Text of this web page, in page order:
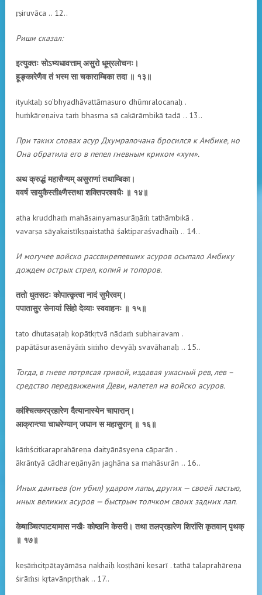
ṛṣiruvāca .. 12..
Риши сказал:
इत्युक्तः सोऽभ्यधावत्ताम् असुरो धूम्रलोचनः।
हूङ्कारेणैव तं भस्म सा चकाराम्बिका तदा ॥ १३॥
ityuktaḥ so’bhyadhāvattāmasuro dhūmralocanaḥ .
huṁkāreṇaiva taṁ bhasma sā cakārāmbikā tadā .. 13..
При таких словах асур Дхумралочана бросился к Амбике, но
Она обратила его в пепел гневным криком «хум».
अथ क्रुद्धं महासैन्यम् असुराणां तथाम्बिका।
ववर्ष सायुकैस्तीक्ष्णैस्तथा शक्तिपरश्वधैः ॥ १४॥
atha kruddhaṁ mahāsainyamasurāṇāṁ tathāmbikā .
vavarṣa sāyakaistīkṣṇaistathā śaktiparaśvadhaiḥ .. 14..
И могучее войско рассвирепевших асуров осыпало Амбику
дождем острых стрел, копий и топоров.
ततो धुतसटः कोपात्कृत्वा नादं सुभैरवम्।
पपातासुर सेनायां सिंहो देव्याः स्ववाहनः ॥ १५॥
tato dhutasaṭaḥ kopātkṛtvā nādaṁ subhairavam .
papātāsurasenāyāṁ siṁho devyāḥ svavāhanaḥ .. 15..
Тогда, в гневе потрясая гривой, издавая ужасный рев, лев –
средство передвижения Деви, налетел на войско асуров.
कांश्चित्करप्रहारेण दैत्यानास्येन चापारान्।
आक्रान्त्या चाधरेण्यान् जघान स महासुरान् ॥ १६॥
kāṁścitkaraprahāreṇa daityānāsyena cāparān .
ākrāntyā cādhareṇānyān jaghāna sa mahāsurān .. 16..
Иных даитьев (он убил) ударом лапы, других — своей пастью,
иных великих асуров — быстрым толчком своих задних лап.
केषाञ्चित्पाटयामास नखैः कोष्ठानि केसरी। तथा तलप्रहारेण शिरांसि कृतवान् पृथक्
॥ १७॥
keṣāṁcitpāṭayāmāsa nakhaiḥ koṣṭhāni kesarī . tathā talaprahāreṇa
śirāṁsi kṛtavānpṛthak .. 17..